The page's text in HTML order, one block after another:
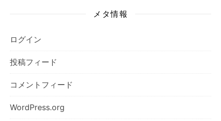
メタ情報
ログイン
投稿フィード
コメントフィード
WordPress.org